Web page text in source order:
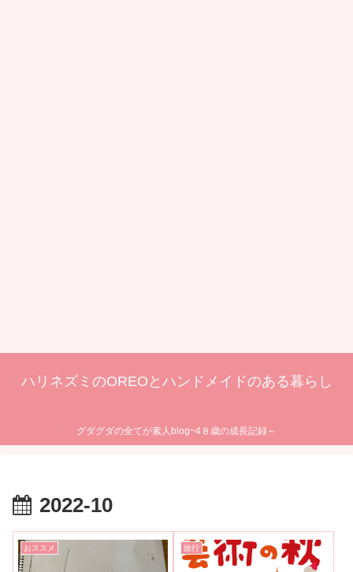
ハリネズミのOREOとハンドメイドのある暮らし
グダグダの全てが素人blog~4８歳の成長記録～
2022-10
おススメ 旅行